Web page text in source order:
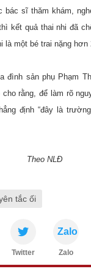
sĩ thăm khám,
kết quả thai nhi đã
là một bé trai nặng
sản phụ Phạm
rằng, để làm rõ
định “đây là
Theo NLĐ
tắc ối
Twitter
Zalo
Zalo